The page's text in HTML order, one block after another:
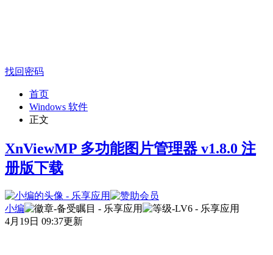
找回密码
首页
Windows 软件
正文
XnViewMP 多功能图片管理器 v1.8.0 注
册版下载
小编
4月19日 09:37更新